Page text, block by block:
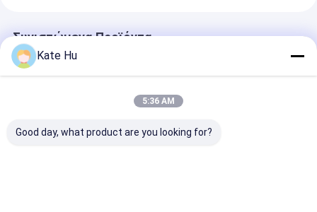
Συνιστώμενα Προϊόντα
Kate Hu
5:36 AM
Good day, what product are you looking for?